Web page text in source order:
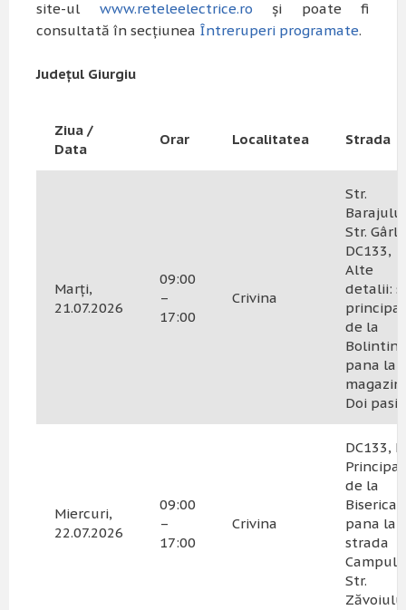
site-ul www.reteleelectrice.ro și poate fi
consultată în secțiunea Întreruperi programate.
Județul Giurgiu
Ziua /
Data
Orar Localitatea Strada
Marți,
21.07.2026
09:00
–
17:00
Crivina
Str.
Str.
DC133,
Alte
detalii:
de la
Bolintin
pana la
Doi pasi
Miercuri,
22.07.2026
09:00
–
17:00
Crivina
DC133,
de la
Biserica
pana la
strada
Str.